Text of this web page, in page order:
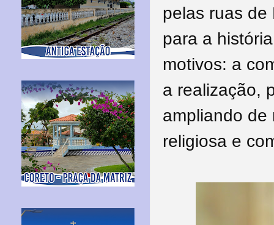
pelas ruas de
para a
motivos: a
a realização,
ampliando de
religiosa e